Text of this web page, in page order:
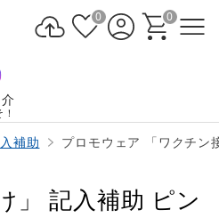
0 0
補助 プロモウェア 「ワクチン
」 記入補助 ピン